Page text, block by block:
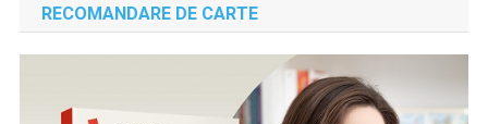
RECOMANDARE DE CARTE